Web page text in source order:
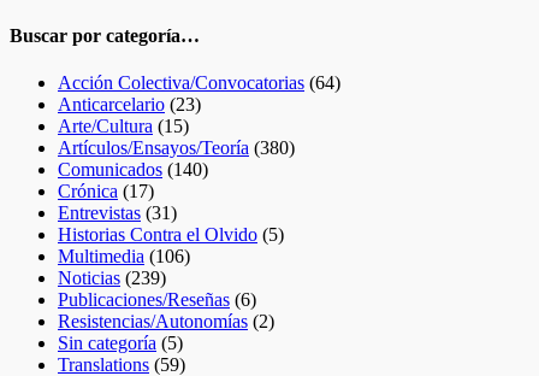
Buscar por categoría…
Acción Colectiva/Convocatorias (64)
Anticarcelario (23)
Arte/Cultura (15)
Artículos/Ensayos/Teoría (380)
Comunicados (140)
Crónica (17)
Entrevistas (31)
Historias Contra el Olvido (5)
Multimedia (106)
Noticias (239)
Publicaciones/Reseñas (6)
Resistencias/Autonomías (2)
Sin categoría (5)
Translations (59)